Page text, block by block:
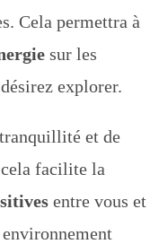
Cela permettra à
sur les
explorer.
et de
facilite la
entre vous et